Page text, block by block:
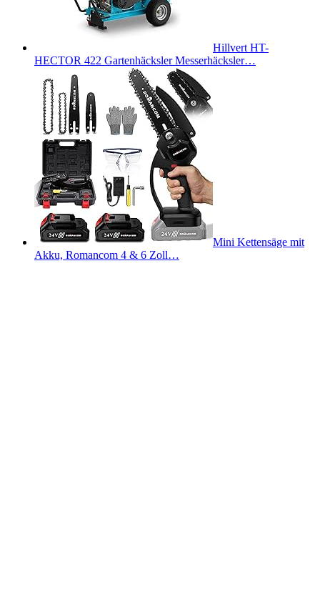
Hillvert HT-
HECTOR 422 Gartenhäcksler Messerhäcksler…
Mini Kettensäge mit
Akku, Romancom 4 & 6 Zoll…